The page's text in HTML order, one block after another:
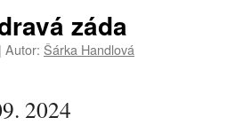
záda
| Autor: Šárka Handlová
2024